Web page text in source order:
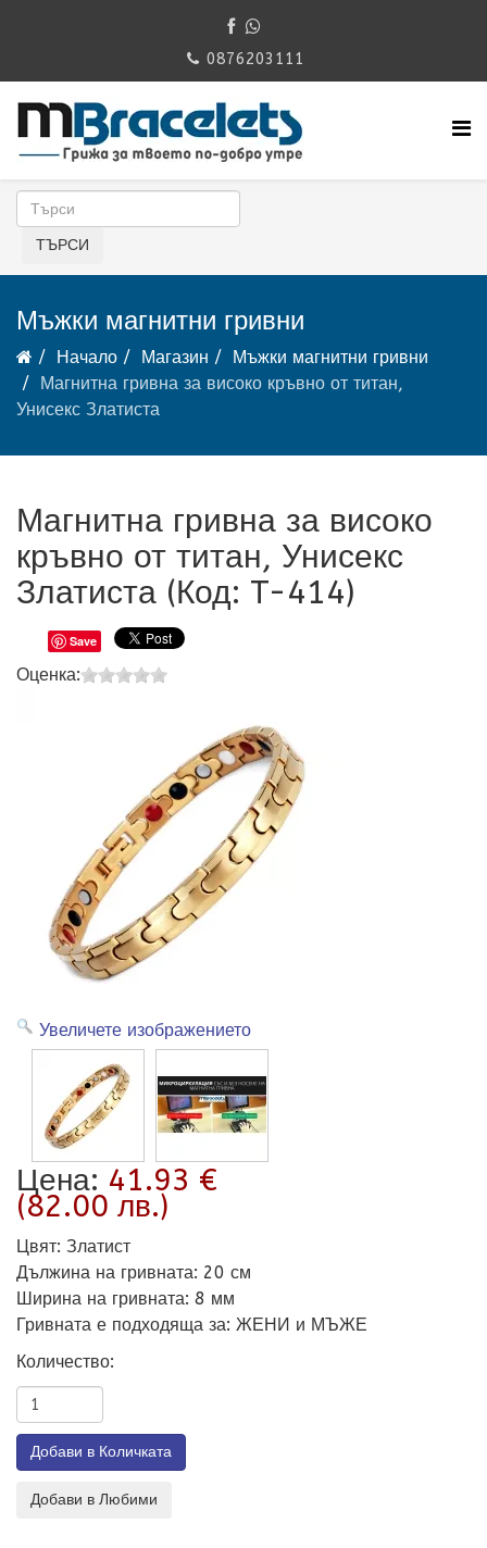
0876203111
Мъжки магнитни гривни
Начало Магазин
Мъжки магнитни гривни
Магнитна гривна за високо кръвно от титан,
Унисекс Златиста
Магнитна гривна за високо
кръвно от титан, Унисекс
Златиста (Код: T-414)
Save
Оценка:
Увеличете изображението
Цена: 41.93 €
(82.00 лв.)
Цвят: Златист
Дължина на гривната: 20 см
Ширина на гривната: 8 мм
Гривната е подходяща за: ЖЕНИ и МЪЖЕ
Количество: